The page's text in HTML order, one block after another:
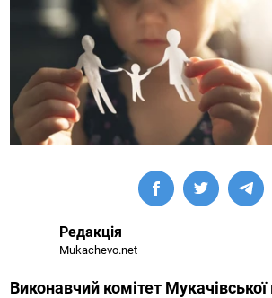
Редакція
Mukachevo.net
Виконавчий комітет Мукачівської